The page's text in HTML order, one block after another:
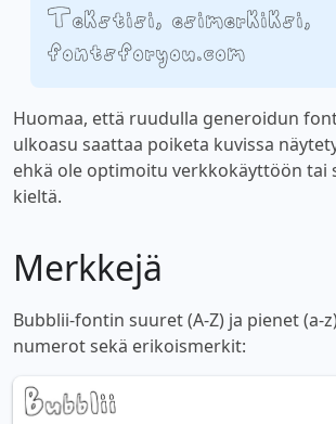
Tekstisi, esimerkiksi,
fontsforyou.com
Huomaa, että ruudulla generoidun
ulkoasu saattaa poiketa kuvissa
ehkä ole optimoitu verkkokäyttöön tai
kieltä.
Merkkejä
Bubblii-fontin suuret (A-Z) ja pienet (a-
numerot sekä erikoismerkit: